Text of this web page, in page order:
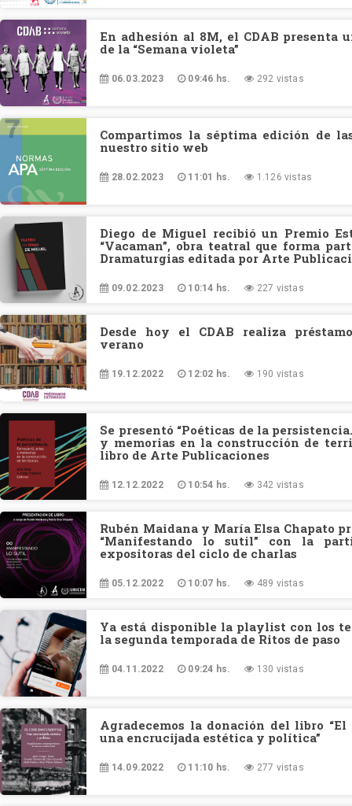
En adhesión al 8M, el CDAB presenta
de la “Semana violeta”
06.03.2023 09:46 hs. 292 vistas
Compartimos la séptima edición de
nuestro sitio web
28.02.2023 11:01 hs. 1.126 vistas
Diego de Miguel recibió un Premio
“Vacaman”, obra teatral que forma
Dramaturgias editada por Arte
09.02.2023 10:14 hs. 227 vistas
Desde hoy el CDAB realiza
verano
19.12.2022 12:02 hs. 190 vistas
Se presentó “Poéticas de la
y memorias en la construcción de
libro de Arte Publicaciones
12.12.2022 10:54 hs. 342 vistas
Rubén Maidana y María Elsa Chapato
“Manifestando lo sutil” con la
expositoras del ciclo de charlas
05.12.2022 10:07 hs. 489 vistas
Ya está disponible la playlist con los
la segunda temporada de Ritos de paso
04.11.2022 09:24 hs. 130 vistas
Agradecemos la donación del libro
una encrucijada estética y política”
14.09.2022 11:10 hs. 277 vistas